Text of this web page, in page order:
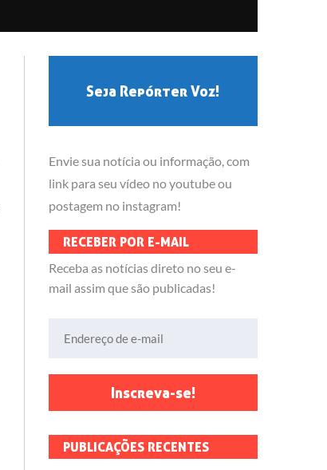
Seja Repórter Voz!
Envie sua notícia ou informação, com
link para seu vídeo no youtube ou
postagem no instagram!
RECEBER POR E-MAIL
Receba as notícias direto no seu e-
mail assim que são publicadas!
Inscreva-se!
PUBLICAÇÕES RECENTES